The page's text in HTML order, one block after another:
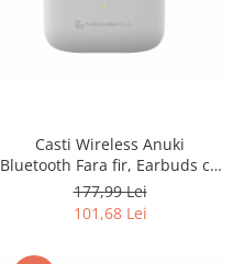
Casti Wireless Anuki
Bluetooth Fara fir, Earbuds cu
control touch- RESIGILATE
177,99 Lei
101,68 Lei